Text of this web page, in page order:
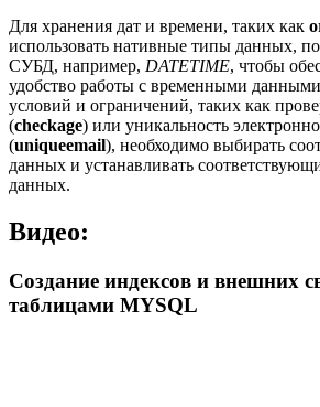
Для хранения дат и времени, таких как
использовать нативные типы данных,
СУБД, например, DATETIME, чтобы
удобство работы с временными
условий и ограничений, таких как
(checkage) или уникальность
(uniqueemail), необходимо выбирать
данных и устанавливать
данных.
Видео:
Создание индексов и внешних
таблицами MYSQL